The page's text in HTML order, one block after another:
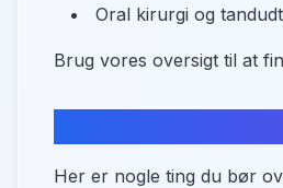
Oral kirurgi og
Brug vores oversigt til at
Her er nogle ting du bør